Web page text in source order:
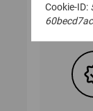
Cookie-ID: